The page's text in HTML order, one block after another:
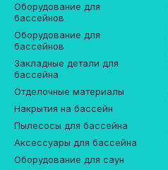
Оборудование для
бассейнов
Оборудование для
бассейнов
Закладные детали для
бассейна
Отделочные материалы
Накрытия на бассейн
Пылесосы для бассейна
Аксессуары для бассейна
Оборудование для саун